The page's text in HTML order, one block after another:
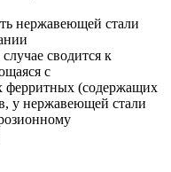
нержавеющей стали
сводится к
с
ферритных (содержащих
у нержавеющей стали